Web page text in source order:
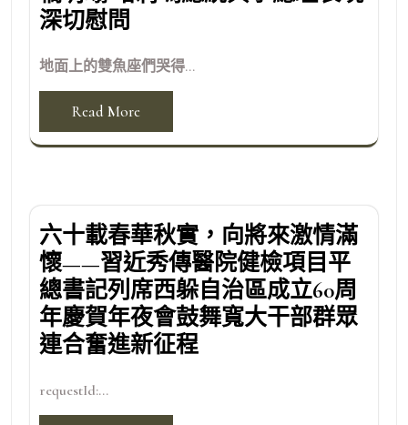
深切慰問
地面上的雙魚座們哭得...
Read More
六十載春華秋實，向將來激情滿
懷——習近秀傳醫院健檢項目平
總書記列席西躲自治區成立60周
年慶賀年夜會鼓舞寬大干部群眾
連合奮進新征程
requestId:...